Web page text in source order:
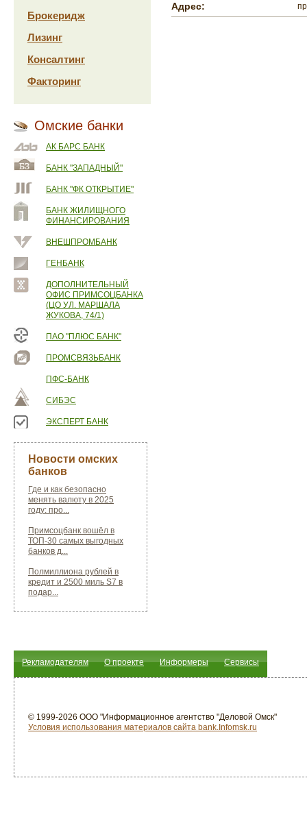
Брокеридж
Лизинг
Консалтинг
Факторинг
Омские банки
АК БАРС БАНК
БАНК "ЗАПАДНЫЙ"
БАНК "ФК ОТКРЫТИЕ"
БАНК ЖИЛИЩНОГО
ФИНАНСИРОВАНИЯ
ВНЕШПРОМБАНК
ГЕНБАНК
ДОПОЛНИТЕЛЬНЫЙ
ОФИС ПРИМСОЦБАНКА
(ЦО УЛ. МАРШАЛА
ЖУКОВА, 74/1)
ПАО "ПЛЮС БАНК"
ПРОМСВЯЗЬБАНК
ПФС-БАНК
СИБЭС
ЭКСПЕРТ БАНК
Новости омских
банков
Где и как безопасно
менять валюту в 2025
году: про...
Примсоцбанк вошёл в
ТОП-30 самых выгодных
банков д...
Полмиллиона рублей в
кредит и 2500 миль S7 в
подар...
Адрес:
Рекламодателям О проекте Информеры Сервисы
© 1999-2026 ООО "Информационное агентство "Деловой Омск"
Условия использования материалов сайта bank.Infomsk.ru